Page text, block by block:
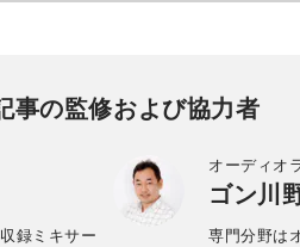
事の監修および協力者
録ミキサー
オーディオ
ゴン川
専門分野は